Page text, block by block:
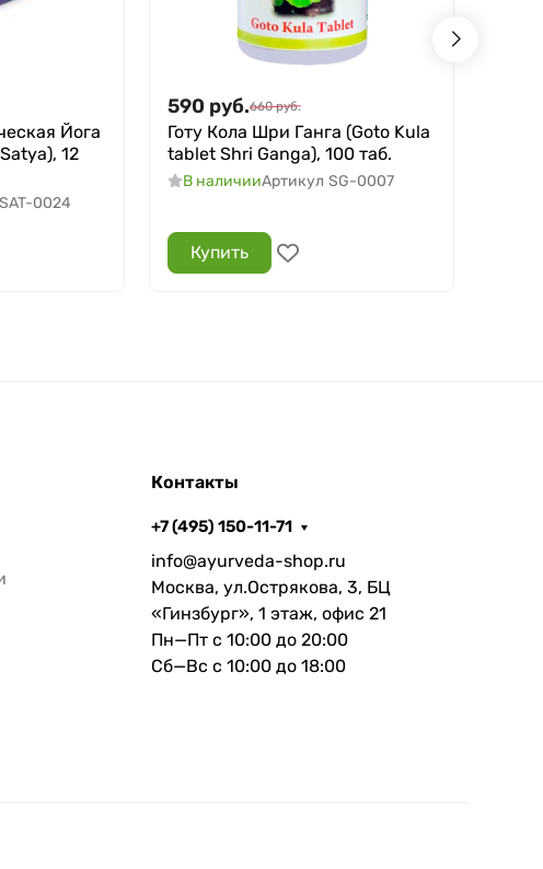
Йога
12
SAT-0024
590 руб.660 руб.
Готу Кола Шри Ганга (Goto Kula
tablet Shri Ganga), 100 таб.
В наличииАртикул SG-0007
Купить
Контакты
+7 (495) 150-11-71
info@ayurveda-shop.ru
Москва, ул.Острякова, 3, БЦ
«Гинзбург», 1 этаж, офис 21
Пн—Пт с 10:00 до 20:00
Сб—Вс с 10:00 до 18:00